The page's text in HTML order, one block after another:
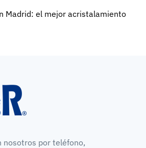
Madrid: el mejor acristalamiento
nosotros por teléfono,